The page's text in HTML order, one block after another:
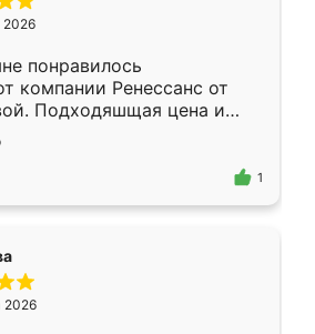
2026
понравилось
компании Ренессанс от
Подходяшщая цена и
изготовления. Приехавший
Владислав
эскизу самый
1
2026